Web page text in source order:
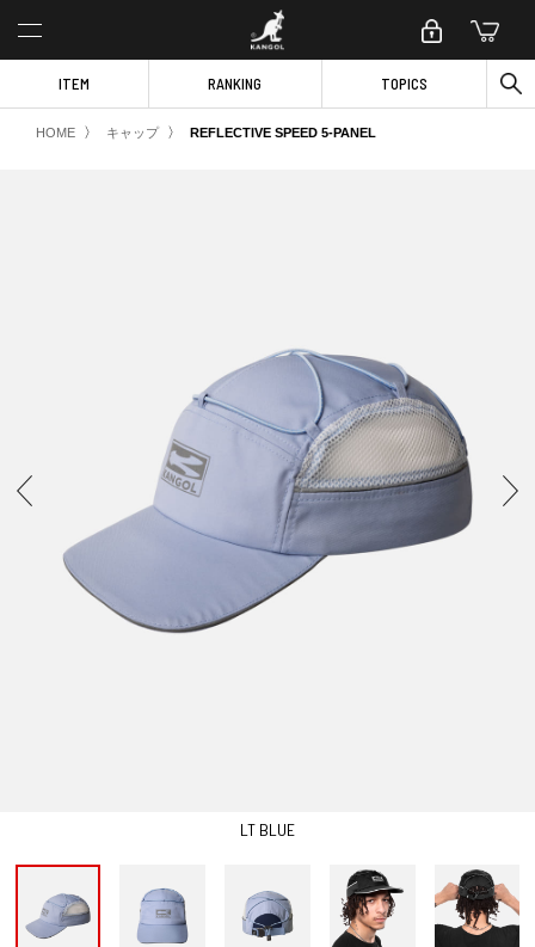
ITEM RANKING TOPICS
HOME 〉 キャップ 〉 REFLECTIVE SPEED 5-PANEL
LT BLUE